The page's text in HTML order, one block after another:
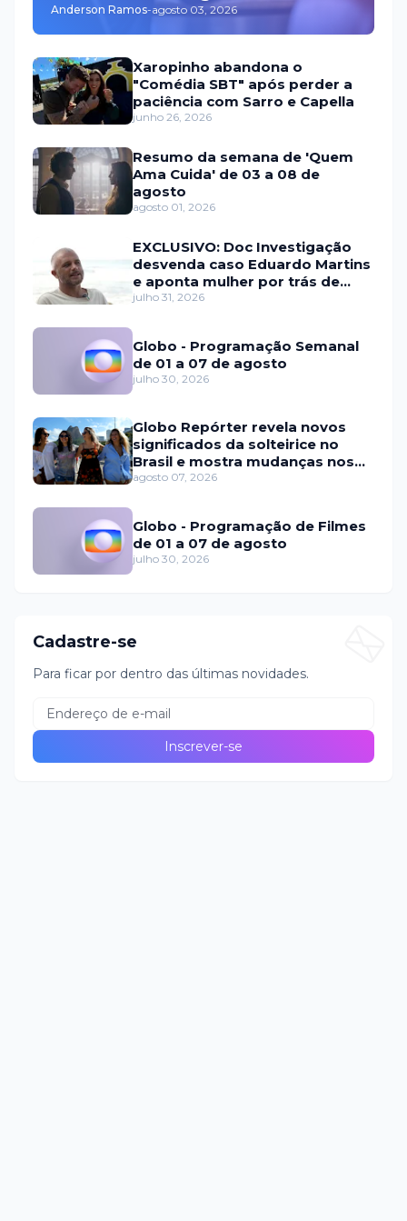
Anderson Ramos-agosto 03, 2026
Xaropinho abandona o
"Comédia SBT" após perder a
paciência com Sarro e Capella
junho 26, 2026
Resumo da semana de 'Quem
Ama Cuida' de 03 a 08 de
agosto
agosto 01, 2026
EXCLUSIVO: Doc Investigação
desvenda caso Eduardo Martins
e aponta mulher por trás de
fraude internacional
julho 31, 2026
Globo - Programação Semanal
de 01 a 07 de agosto
julho 30, 2026
Globo Repórter revela novos
significados da solteirice no
Brasil e mostra mudanças nos
relacionamentos
agosto 07, 2026
Globo - Programação de Filmes
de 01 a 07 de agosto
julho 30, 2026
Cadastre-se
Para ficar por dentro das últimas novidades.